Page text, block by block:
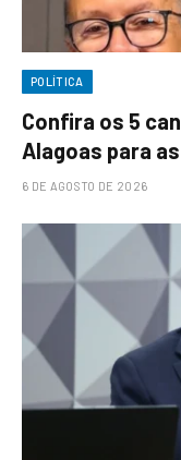
POLÍTICA
Confira os 5
Alagoas para
6 DE AGOSTO DE 2026